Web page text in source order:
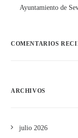
Ayuntamiento de
COMENTARIOS
ARCHIVOS
julio 2026